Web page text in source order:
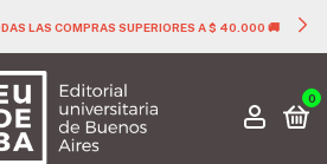
LAS COMPRAS SUPERIORES A $ 40.000 🚚
0